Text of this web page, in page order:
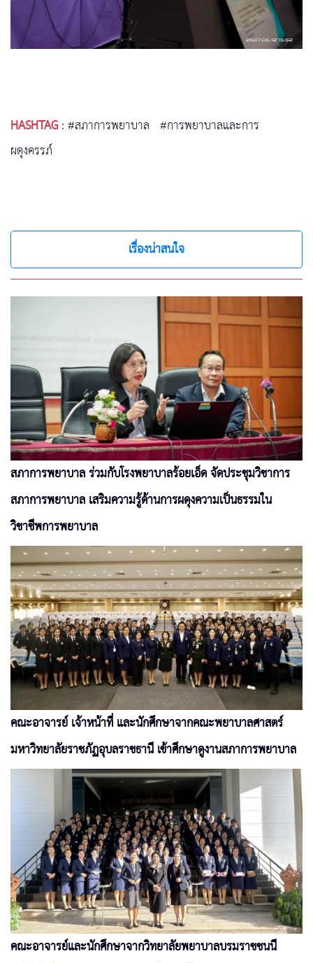
HASHTAG:#สภาการพยาบาล #การพยาบาลและการ
ผดุงครรภ์
เรื่องน่าสนใจ
สภาการพยาบาล ร่วมกับโรงพยาบาลร้อยเอ็ด จัดประชุมวิชาการ
สภาการพยาบาล เสริมความรู้ด้านการผดุงความเป็นธรรมใน
วิชาชีพการพยาบาล
คณะอาจารย์ เจ้าหน้าที่ และนักศึกษาจากคณะพยาบาลศาสตร์
มหาวิทยาลัยราชภัฏอุบลราชธานี เข้าศึกษาดูงานสภาการพยาบาล
คณะอาจารย์และนักศึกษาจากวิทยาลัยพยาบาลบรมราชชนนี